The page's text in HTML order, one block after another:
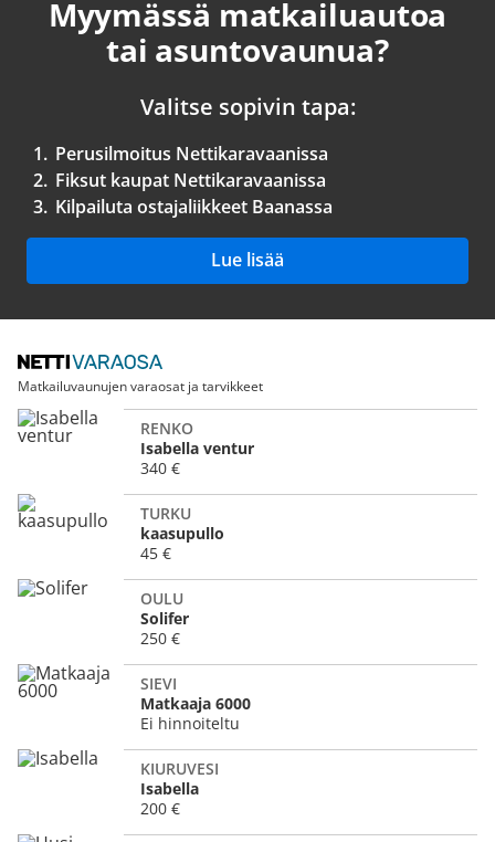
Myymässä matkailuautoa
tai asuntovaunua?
Valitse sopivin tapa:
1. Perusilmoitus Nettikaravaanissa
2. Fiksut kaupat Nettikaravaanissa
3. Kilpailuta ostajaliikkeet Baanassa
Lue lisää
Matkailuvaunujen varaosat ja tarvikkeet
RENKO
Isabella ventur
340 €
TURKU
kaasupullo
45 €
OULU
Solifer
250 €
SIEVI
Matkaaja 6000
Ei hinnoiteltu
KIURUVESI
Isabella
200 €